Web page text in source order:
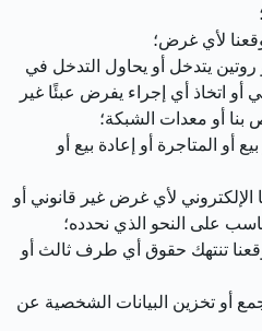
روتين يتدخل أو يحاول التدخل في
أو اتخاذ أي إجراء يفرض عبئًا غير
بنا أو معدات الشبكة؛
أو المتاجرة أو إعادة بيع أو
لأي غرض غير قانوني أو
على النحو الذي نحدده؛
تنتهك حقوق أي طرف ثالث أو
أو تخزين البيانات الشخصية عن